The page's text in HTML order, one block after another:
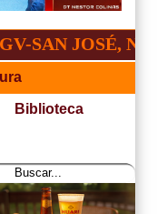
JOSÉ, NO PUDO
Biblioteca